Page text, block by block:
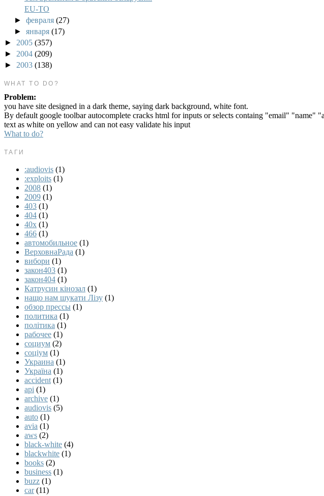
EU-ТО
►февраля(27)
►января(17)
► 2005 (357)
► 2004 (209)
► 2003 (138)
WHAT TO DO?
Problem:
you have site designed in a dark theme, saying dark background, white font.
By default google toolbar autocomplete cracks html for inputs or selects containg "email" "name"
text as white on yellow and can not easy validate his input
What to do?
ТАГИ
:audiovis (1)
:exploits (1)
2008 (1)
2009 (1)
403 (1)
404 (1)
40x (1)
466 (1)
автомобильное (1)
ВерховнаРада (1)
вибори (1)
закон403 (1)
закон404 (1)
Катрусин кінозал (1)
нащо нам шукати Лізу (1)
обзор прессы (1)
политика (1)
політика (1)
рабочее (1)
социум (2)
соціум (1)
Украина (1)
Україна (1)
accident (1)
api (1)
archive (1)
audiovis (5)
auto (1)
avia (1)
aws (2)
black-white (4)
blackwhite (1)
books (2)
business (1)
buzz (1)
car (11)